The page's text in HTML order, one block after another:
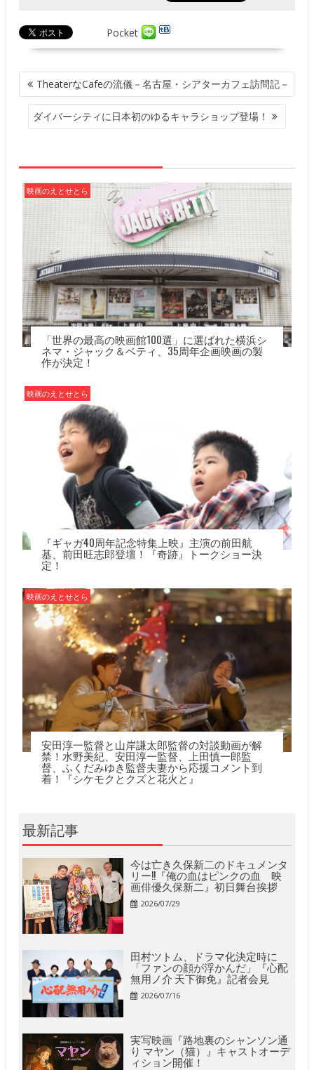
Pocket
投
稿
ナ
ビ
シ
ョ
ン
TheaterなCafeの流儀－名古屋・シアターカフェ訪問記－
ダイバーシティに日本初のゆるキャラショップ登場！
映画のえとせとら
「世界の最高の映画館100選」に選ばれた横浜シ
ネマ・ジャック＆ベティ、35周年企画映画の製
作が決定！
映画のえとせとら
『ギャガ40周年記念特集上映』主演の前田航
基、前田旺志郎登壇！『奇跡』トークショー決
定！
映画のえとせとら
安田淳一監督と山岸謙太郎監督の対談動画が解
禁！水野美紀、安田淳一監督、上田慎一郎監
督、ふくだみゆき監督夫妻から応援コメント到
着！『シケモクとクズと花火と』
最新記事
今は亡き久保新二のドキュメンタ
リー!!『俺の血はピンクの血 映
画俳優久保新二』初日舞台挨拶
2026/07/29
田村ツトム、ドラマ化決定時に
「ファンの顔が浮かんだ」『心配
無用ノ介 天下御免』記者会見
2026/07/16
実写映画『路地裏のシャンソン通
り マヤン（猫）』キャストオーデ
ィション開催！